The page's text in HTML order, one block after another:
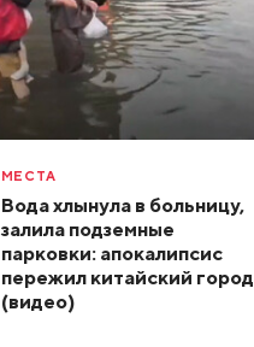
МЕСТА
Вода хлынула в больницу,
залила подземные
парковки: апокалипсис
пережил китайский город
(видео)